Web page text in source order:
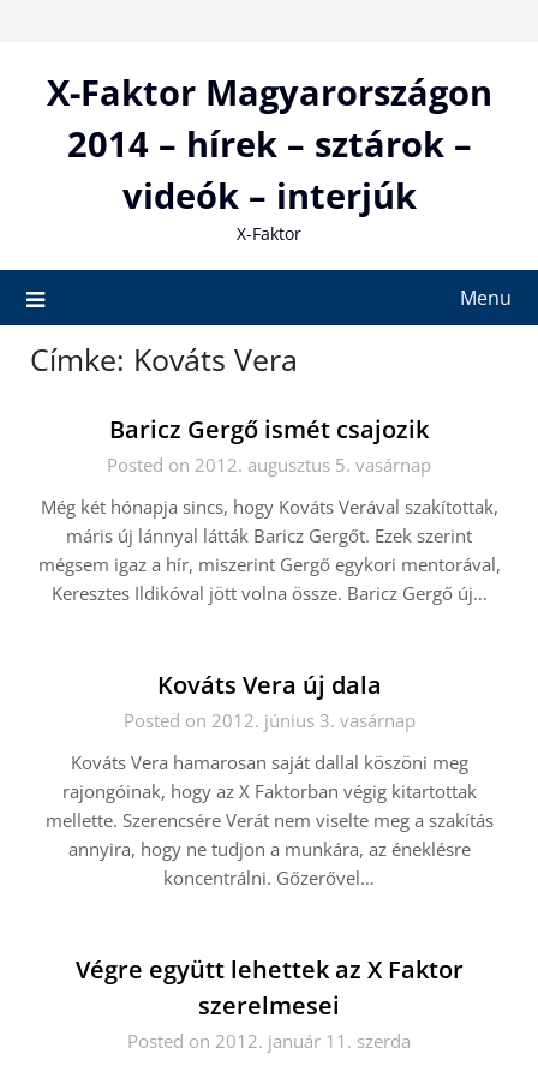
contentX-Faktor Magyarországon
2014 – hírek – sztárok –
videók – interjúk
X-Faktor
Menu
Címke: Kováts Vera
Baricz Gergő ismét csajozik
Posted on 2012. augusztus 5. vasárnap
Még két hónapja sincs, hogy Kováts Verával szakítottak,
máris új lánnyal látták Baricz Gergőt. Ezek szerint
mégsem igaz a hír, miszerint Gergő egykori mentorával,
Keresztes Ildikóval jött volna össze. Baricz Gergő új…
Kováts Vera új dala
Posted on 2012. június 3. vasárnap
Kováts Vera hamarosan saját dallal köszöni meg
rajongóinak, hogy az X Faktorban végig kitartottak
mellette. Szerencsére Verát nem viselte meg a szakítás
annyira, hogy ne tudjon a munkára, az éneklésre
koncentrálni. Gőzerővel…
Végre együtt lehettek az X Faktor
szerelmesei
Posted on 2012. január 11. szerda